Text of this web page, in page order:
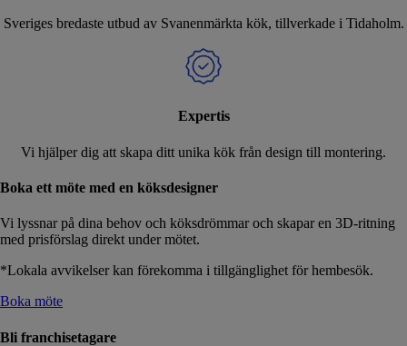
Sveriges bredaste utbud av Svanenmärkta kök, tillverkade i Tidaholm.
Expertis
Vi hjälper dig att skapa ditt unika kök från design till montering.
Boka ett möte med en köksdesigner
Vi lyssnar på dina behov och köksdrömmar och skapar en 3D-ritning
med prisförslag direkt under mötet.
*Lokala avvikelser kan förekomma i tillgänglighet för hembesök.
Boka möte
Bli franchisetagare